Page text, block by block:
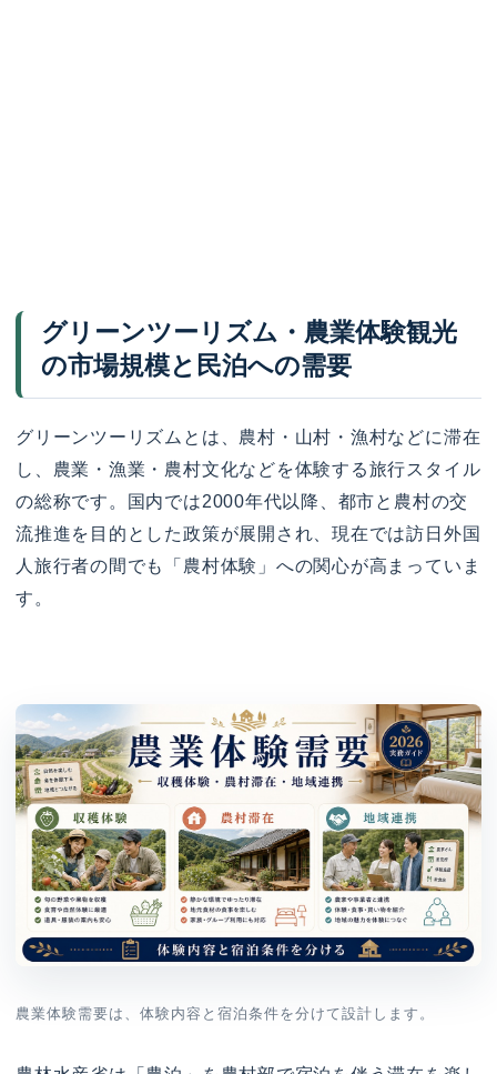
グリーンツーリズム・農業体験観光
の市場規模と民泊への需要
グリーンツーリズムとは、農村・山村・漁村などに滞在
し、農業・漁業・農村文化などを体験する旅行スタイル
の総称です。国内では2000年代以降、都市と農村の交
流推進を目的とした政策が展開され、現在では訪日外国
人旅行者の間でも「農村体験」への関心が高まっていま
す。
農業体験需要は、体験内容と宿泊条件を分けて設計します。